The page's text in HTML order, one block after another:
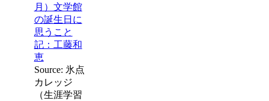
月）文学館
の誕生日に
思うこと
記：工藤和
恵
Source: 氷点
カレッジ
（生涯学習